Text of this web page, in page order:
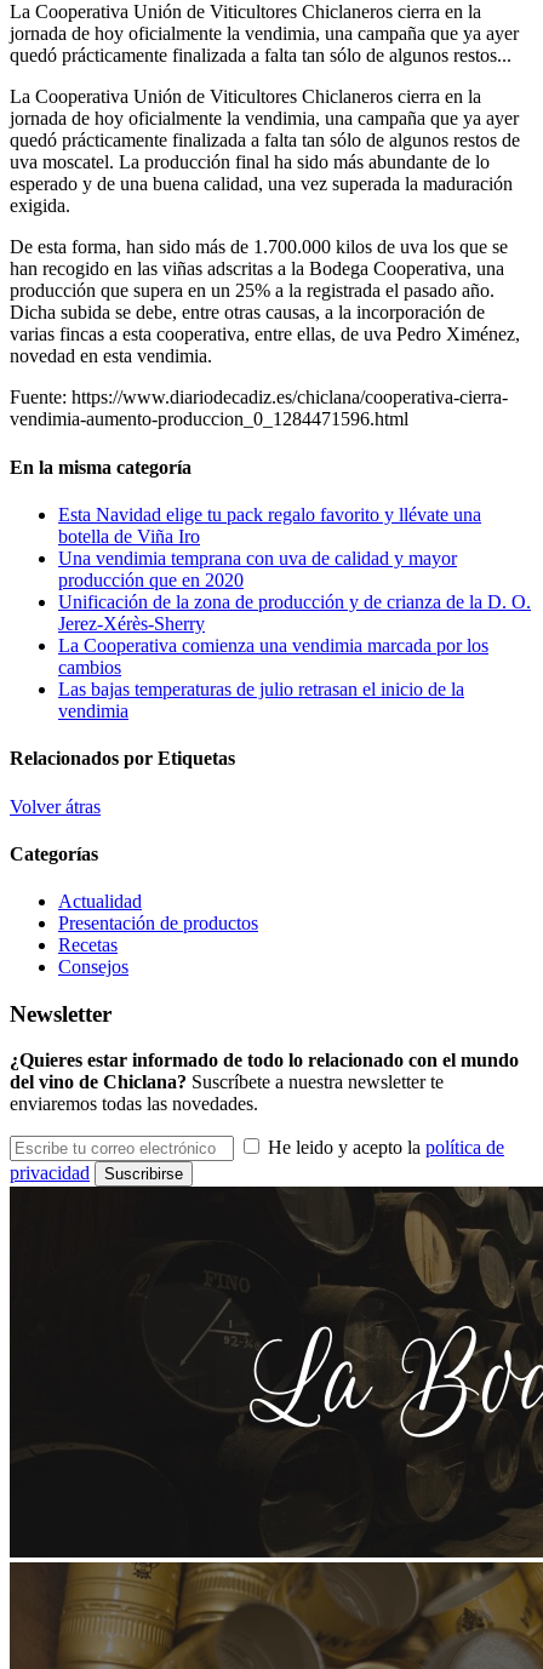
La Cooperativa Unión de Viticultores Chiclaneros cierra en la
jornada de hoy oficialmente la vendimia, una campaña que ya ayer
quedó prácticamente finalizada a falta tan sólo de algunos restos...
La Cooperativa Unión de Viticultores Chiclaneros cierra en la
jornada de hoy oficialmente la vendimia, una campaña que ya ayer
quedó prácticamente finalizada a falta tan sólo de algunos restos de
uva moscatel. La producción final ha sido más abundante de lo
esperado y de una buena calidad, una vez superada la maduración
exigida.
De esta forma, han sido más de 1.700.000 kilos de uva los que se
han recogido en las viñas adscritas a la Bodega Cooperativa, una
producción que supera en un 25% a la registrada el pasado año.
Dicha subida se debe, entre otras causas, a la incorporación de
varias fincas a esta cooperativa, entre ellas, de uva Pedro Ximénez,
novedad en esta vendimia.
Fuente: https://www.diariodecadiz.es/chiclana/cooperativa-cierra-
vendimia-aumento-produccion_0_1284471596.html
En la misma categoría
Esta Navidad elige tu pack regalo favorito y llévate una
botella de Viña Iro
Una vendimia temprana con uva de calidad y mayor
producción que en 2020
Unificación de la zona de producción y de crianza de la D. O.
Jerez-Xérès-Sherry
La Cooperativa comienza una vendimia marcada por los
cambios
Las bajas temperaturas de julio retrasan el inicio de la
vendimia
Relacionados por Etiquetas
Volver átras
Categorías
Actualidad
Presentación de productos
Recetas
Consejos
Newsletter
¿Quieres estar informado de todo lo relacionado con el mundo
del vino de Chiclana? Suscríbete a nuestra newsletter te
enviaremos todas las novedades.
He leido y acepto la política de
privacidad
Suscribirse